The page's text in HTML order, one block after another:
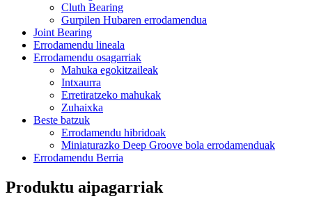
Cluth Bearing
Gurpilen Hubaren errodamendua
Joint Bearing
Errodamendu lineala
Errodamendu osagarriak
Mahuka egokitzaileak
Intxaurra
Erretiratzeko mahukak
Zuhaixka
Beste batzuk
Errodamendu hibridoak
Miniaturazko Deep Groove bola errodamenduak
Errodamendu Berria
Produktu aipagarriak